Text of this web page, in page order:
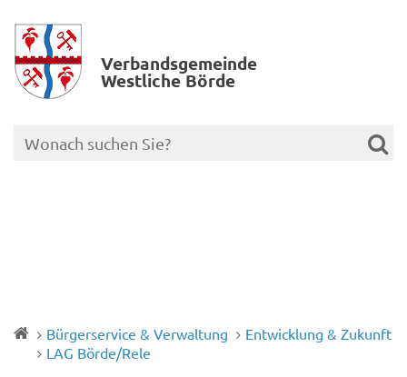
Verbands­gemeinde
Westliche Börde
Bürgerservice & Verwaltung
Entwicklung & Zukunft
LAG Börde/Rele